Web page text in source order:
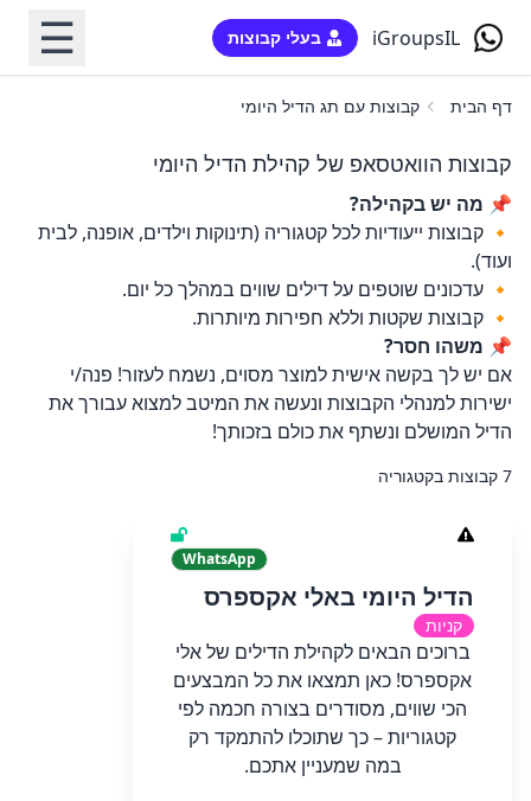
iGroupsIL בעלי קבוצות ☰
דף הבית קבוצות עם תג הדיל היומי
קבוצות הוואטסאפ של קהילת הדיל היומי
📌 מה יש בקהילה?
🔸 קבוצות ייעודיות לכל קטגוריה (תינוקות וילדים, אופנה, לבית
ועוד).
🔸 עדכונים שוטפים על דילים שווים במהלך כל יום.
🔸 קבוצות שקטות וללא חפירות מיותרות.
📌 משהו חסר?
אם יש לך בקשה אישית למוצר מסוים, נשמח לעזור! פנה/י
ישירות למנהלי הקבוצות ונעשה את המיטב למצוא עבורך את
הדיל המושלם ונשתף את כולם בזכותך!
7 קבוצות בקטגוריה
WhatsApp
הדיל היומי באלי אקספרס
קניות
ברוכים הבאים לקהילת הדילים של אלי
אקספרס! כאן תמצאו את כל המבצעים
הכי שווים, מסודרים בצורה חכמה לפי
קטגוריות – כך שתוכלו להתמקד רק
במה שמעניין אתכם.